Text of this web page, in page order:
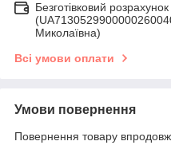
Безготівковий розрахунок
Миколаївна)
Всі умови оплати
Умови повернення
Повернення товару